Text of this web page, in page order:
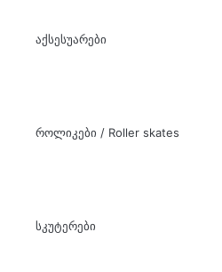
აქსესუარები
როლიკები / Roller skates
სკუტერები